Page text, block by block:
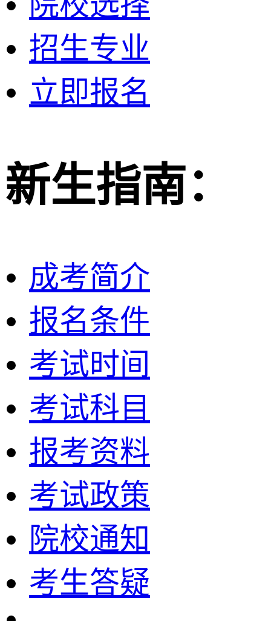
招生专业
立即报名
新生指南：
成考简介
报名条件
考试时间
考试科目
报考资料
考试政策
院校通知
考生答疑